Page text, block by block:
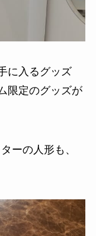
に入るグッズ
限定のグッズが
ーの人形も、